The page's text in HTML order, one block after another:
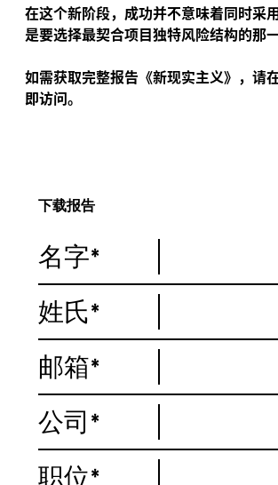
在这个新阶段，成功并不意味着同时采
是要选择最契合项目独特风险结构的那
如需获取完整报告《新现实主义》，请
即访问。